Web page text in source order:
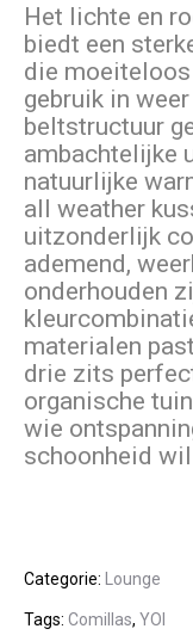
Het lichte en
biedt een
die
gebruik in
beltstructuur
ambachtelijke
natuurlijke
all weather
uitzonderlijk
ademend,
onderhouden
materialen
drie zits
organische
wie
schoonheid
Categorie: Lounge
Tags: Comillas, YOI